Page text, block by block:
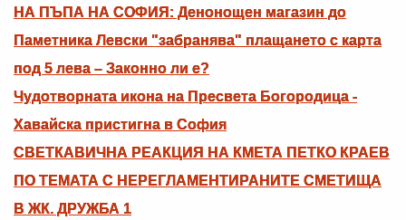
НА ПЪПА НА СОФИЯ: Денонощен магазин до
Паметника Левски "забранява" плащането с карта
под 5 лева – Законно ли е?
Чудотворната икона на Пресвета Богородица -
Хавайска пристигна в София
СВЕТКАВИЧНА РЕАКЦИЯ НА КМЕТА ПЕТКО КРАЕВ
ПО ТЕМАТА С НЕРЕГЛАМЕНТИРАНИТЕ СМЕТИЩА
В ЖК. ДРУЖБА 1